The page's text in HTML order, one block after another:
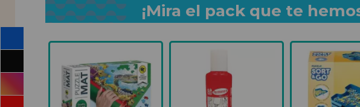
¡Mira el pack que te